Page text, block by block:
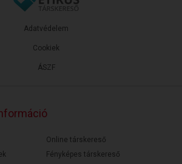
ÁSZF
Adatvédelem
Cookiek
Online társkereső
Fényképes társkereső